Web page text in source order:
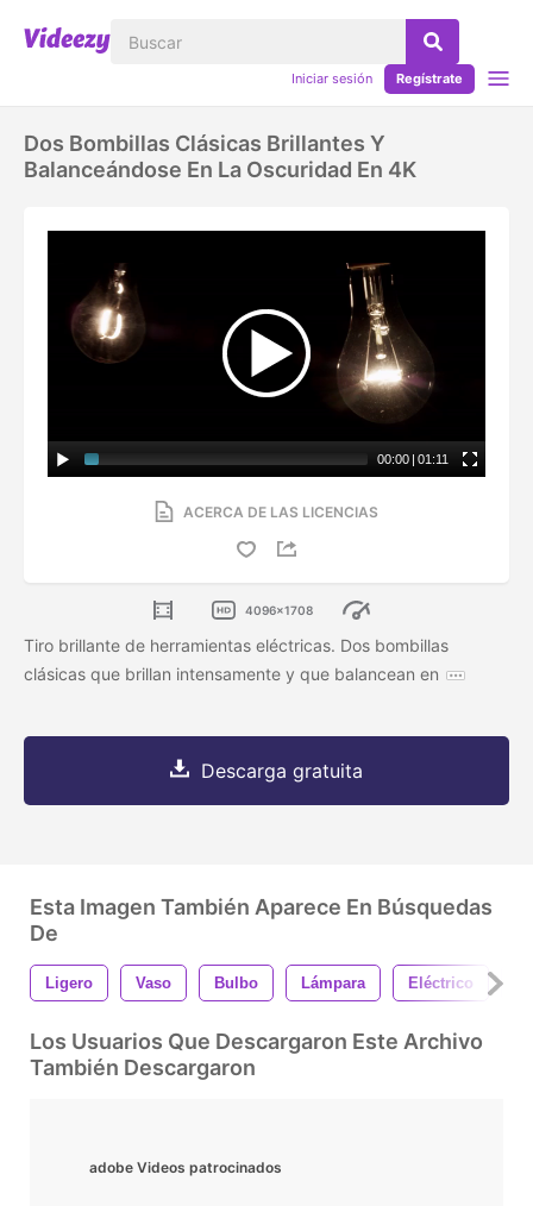
Iniciar sesión Regístrate
Dos Bombillas Clásicas Brillantes Y
Balanceándose En La Oscuridad En 4K
00:00 | 01:11
ACERCA DE LAS LICENCIAS
4096x1708
Tiro brillante de herramientas eléctricas. Dos bombillas
clásicas que brillan intensamente y que balancean en
Descarga gratuita
Esta Imagen También Aparece En Búsquedas
De
Ligero Vaso Bulbo Lámpara Eléctrico
Los Usuarios Que Descargaron Este Archivo
También Descargaron
adobe Videos patrocinados